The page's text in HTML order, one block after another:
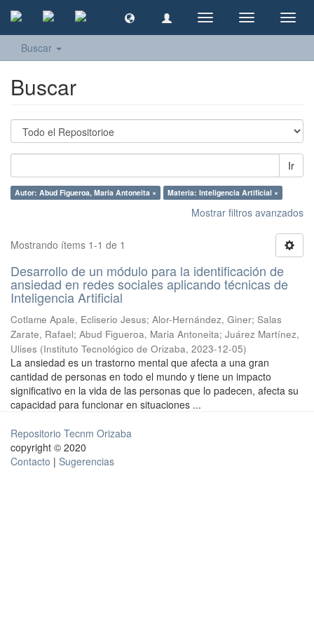
Cambiar
navegación
Cambiar
navegación
Buscar
Buscar
Ir
Autor: Abud Figueroa, Maria Antoneita × Materia: Inteligencia Artificial ×
Mostrar filtros avanzados
Mostrando ítems 1-1 de 1
Desarrollo de un módulo para la identificación de
ansiedad en redes sociales aplicando técnicas de
Inteligencia Artificial
Cotlame Apale, Ecliserio Jesus; Alor-Hernández, Giner; Salas
Zarate, Rafael; Abud Figueroa, Maria Antoneita; Juárez Martínez,
Ulises (Instituto Tecnológico de Orizaba, 2023-12-05)
La ansiedad es un trastorno mental que afecta a una gran
cantidad de personas en todo el mundo y tiene un impacto
significativo en la vida de las personas que lo padecen, afecta su
capacidad para funcionar en situaciones ...
Repositorio Tecnm Orizaba
copyright © 2020
Contacto | Sugerencias